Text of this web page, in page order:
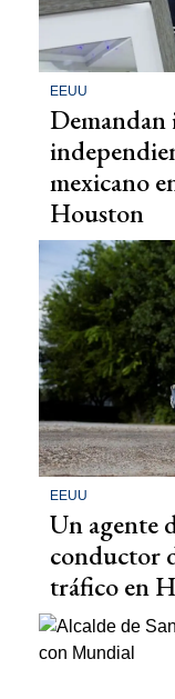
EEUU
Demandan
mexicano
Houston
EEUU
Un agente
conductor
tráfico en